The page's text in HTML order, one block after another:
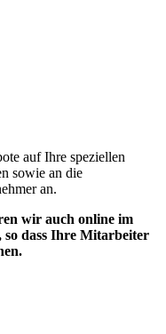
auf Ihre speziellen
sowie an die
an.
wir auch online im
dass Ihre Mitarbeiter